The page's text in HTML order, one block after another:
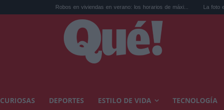
Robos en viviendas en verano: los horarios de máxi... La foto en la playa de
CURIOSAS DEPORTES ESTILO DE VIDA TECNOLOGÍA